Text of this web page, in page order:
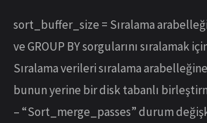
sort_buffer_size = Sıralama
ve GROUP BY sorgularını sıralamak
Sıralama verileri sıralama
bunun yerine bir disk tabanlı
– “Sort_merge_passes” durum